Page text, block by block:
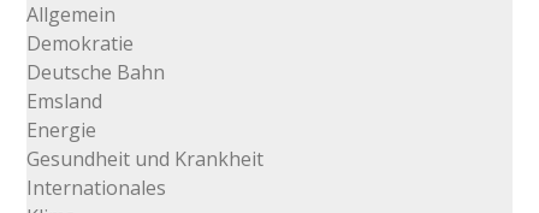
Allgemein
Demokratie
Deutsche Bahn
Emsland
Energie
Gesundheit und Krankheit
Internationales